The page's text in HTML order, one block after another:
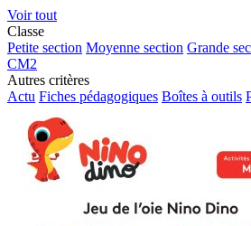
Voir tout
Classe
Petite section Moyenne section Grande
CM2
Autres critères
Actu Fiches pédagogiques Boîtes à outils